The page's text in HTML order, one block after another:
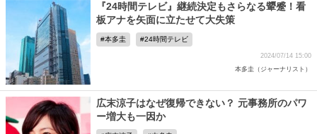
『24時間テレビ』継続決定もさらなる顰蹙！看
板アナを矢面に立たせて大失策
本多圭 24時間テレビ
2024/07/14 15:00
本多圭（ジャーナリスト）
広末涼子はなぜ復帰できない？ 元事務所のパワ
ー増大も一因か